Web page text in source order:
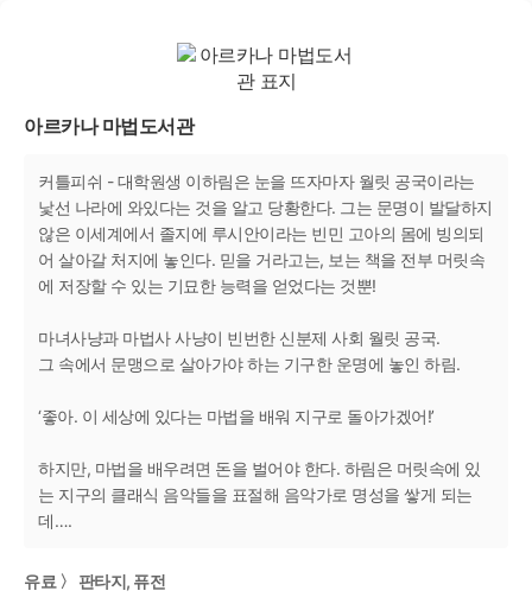
아르카나 마법도서관
커틀피쉬 - 대학원생 이하림은 눈을 뜨자마자 월릿 공국이라는
낯선 나라에 와있다는 것을 알고 당황한다. 그는 문명이 발달하지
않은 이세계에서 졸지에 루시안이라는 빈민 고아의 몸에 빙의되
어 살아갈 처지에 놓인다. 믿을 거라고는, 보는 책을 전부 머릿속
에 저장할 수 있는 기묘한 능력을 얻었다는 것뿐!
마녀사냥과 마법사 사냥이 빈번한 신분제 사회 월릿 공국.
그 속에서 문맹으로 살아가야 하는 기구한 운명에 놓인 하림.
‘좋아. 이 세상에 있다는 마법을 배워 지구로 돌아가겠어!’
하지만, 마법을 배우려면 돈을 벌어야 한다. 하림은 머릿속에 있
는 지구의 클래식 음악들을 표절해 음악가로 명성을 쌓게 되는
데….
유료 〉 판타지, 퓨전